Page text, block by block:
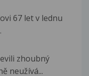
67 let v lednu
zhoubný
neužívá...